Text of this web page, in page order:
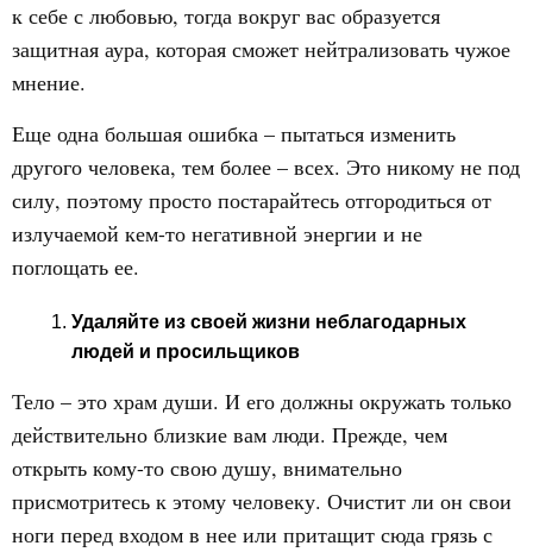
к себе с любовью, тогда вокруг вас образуется
защитная аура, которая сможет нейтрализовать чужое
мнение.
Еще одна большая ошибка – пытаться изменить
другого человека, тем более – всех. Это никому не под
силу, поэтому просто постарайтесь отгородиться от
излучаемой кем-то негативной энергии и не
поглощать ее.
Удаляйте из своей жизни неблагодарных
людей и просильщиков
Тело – это храм души. И его должны окружать только
действительно близкие вам люди. Прежде, чем
открыть кому-то свою душу, внимательно
присмотритесь к этому человеку. Очистит ли он свои
ноги перед входом в нее или притащит сюда грязь с